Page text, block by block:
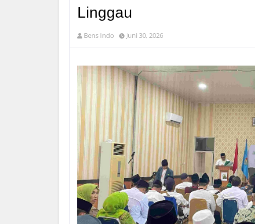
Linggau
Bens Indo Juni 30, 2026